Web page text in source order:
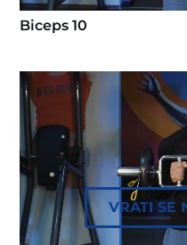
Biceps 10
VRATI SE